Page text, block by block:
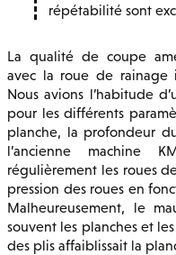
répétabilité sont
La qualité de coupe
avec la roue de rainage
Nous avions l’habitude
pour les différents
planche, la profondeur
l’ancienne machine
régulièrement les roues
pression des roues en
Malheureusement, le
souvent les planches et
des plis affaiblissait la